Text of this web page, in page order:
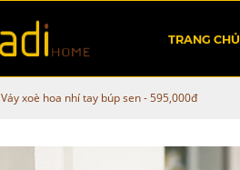
TRANG CHỦ
Váy xoè hoa nhí tay búp sen - 595,000đ